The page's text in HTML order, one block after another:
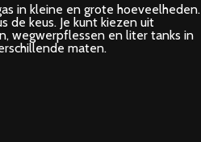
in kleine en grote hoeveelheden.
de keus. Je kunt kiezen uit
wegwerpflessen en liter tanks in
maten.